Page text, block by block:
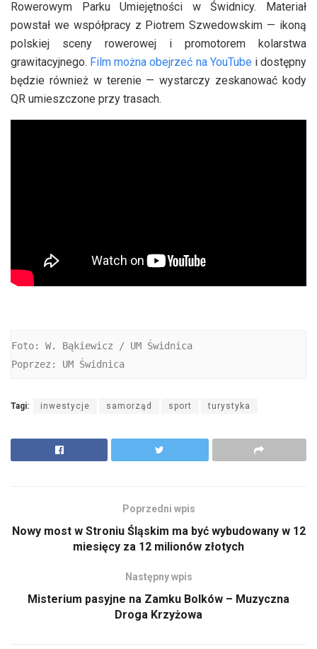
Rowerowym Parku Umiejętności w Świdnicy. Materiał
powstał we współpracy z Piotrem Szwedowskim — ikoną
polskiej sceny rowerowej i promotorem kolarstwa
grawitacyjnego. Film można obejrzeć na YouTube i dostępny
będzie również w terenie — wystarczy zeskanować kody
QR umieszczone przy trasach.
Foto: W. Bąkiewicz / UM Świdnica
Poprzez: UM Świdnica
Tagi: inwestycje samorząd sport turystyka
Poprzedni wpis
Nowy most w Stroniu Śląskim ma być wybudowany w 12
miesięcy za 12 milionów złotych
Następny wpis
Misterium pasyjne na Zamku Bolków – Muzyczna
Droga Krzyżowa